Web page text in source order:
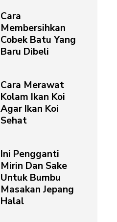
Cara
Membersihkan
Cobek Batu Yang
Baru Dibeli
Cara Merawat
Kolam Ikan Koi
Agar Ikan Koi
Sehat
Ini Pengganti
Mirin Dan Sake
Untuk Bumbu
Masakan Jepang
Halal